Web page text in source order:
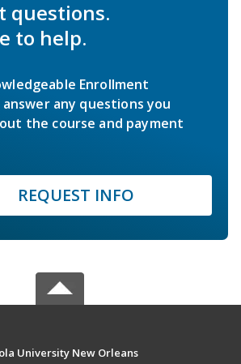
questions.
to help.
Enrollment
any questions you
the course and payment
REQUEST INFO
University New Orleans